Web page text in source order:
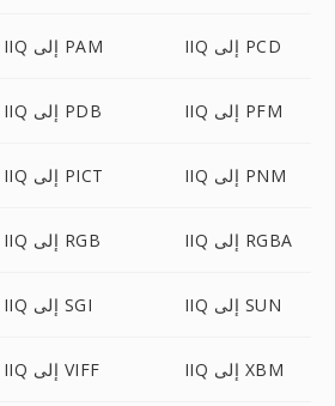
IIQ إلى PAM IIQ إلى PCD
IIQ إلى PDB IIQ إلى PFM
IIQ إلى PICT IIQ إلى PNM
IIQ إلى RGB IIQ إلى RGBA
IIQ إلى SGI IIQ إلى SUN
IIQ إلى VIFF IIQ إلى XBM